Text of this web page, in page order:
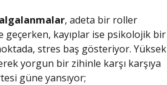
, adeta bir roller
geçerken, kayıplar ise psikolojik bir
stres baş gösteriyor. Yüksek
yorgun bir zihinle karşı karşıya
güne yansıyor;